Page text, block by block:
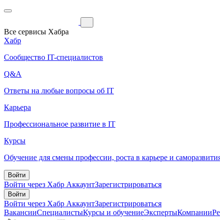
Все сервисы Хабра
Хабр
Сообщество IT-специалистов
Q&A
Ответы на любые вопросы об IT
Карьера
Профессиональное развитие в IT
Курсы
Обучение для смены профессии, роста в карьере и
Войти
Войти через Хабр АккаунтЗарегистрироваться
Войти
Войти через Хабр АккаунтЗарегистрироваться
ВакансииСпециалистыКурсы и обучениеЭкспертыКомпании